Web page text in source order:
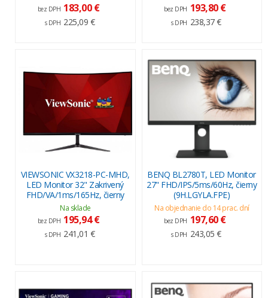
bez DPH 183,00 €
s DPH 225,09 €
bez DPH 193,80 €
s DPH 238,37 €
VIEWSONIC VX3218-PC-MHD,
LED Monitor 32" Zakrivený
FHD/VA/1ms/165Hz, čierny
Na sklade
bez DPH 195,94 €
s DPH 241,01 €
BENQ BL2780T, LED Monitor
27" FHD/IPS/5ms/60Hz, čierny
(9H.LGYLA.FPE)
Na objednanie do 14 prac. dní
bez DPH 197,60 €
s DPH 243,05 €